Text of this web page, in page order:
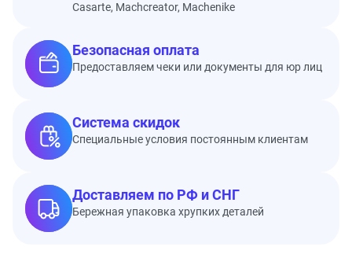
Casarte, Machcreator, Machenike
Безопасная оплата
Предоставляем чеки или документы для юр лиц
Система скидок
Специальные условия постоянным клиентам
Доставляем по РФ и СНГ
Бережная упаковка хрупких деталей